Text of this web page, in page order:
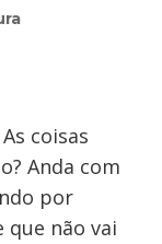
coisas
Anda com
por
não vai